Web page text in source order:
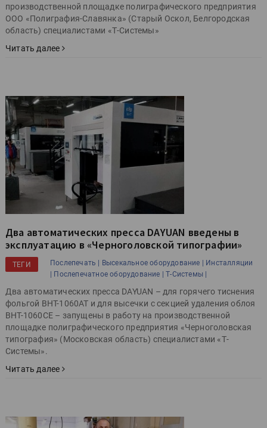
производственной площадке полиграфического предприятия
ООО «Полиграфия-Славянка» (Старый Оскол, Белгородская
область) специалистами «Т-Системы»
Читать далее
Два автоматических пресса DAYUAN введены в
эксплуатацию в «Черноголовской типографии»
ТЕГИ Послепечать | Высекальное оборудование | Инсталляции
| Послепечатное оборудование | Т-Системы |
Два автоматических пресса DAYUAN – для горячего тиснения
фольгой BHT-1060AT и для высечки с секцией удаления облоя
BHT-1060CE – запущены в работу на производственной
площадке полиграфического предприятия «Черноголовская
типография» (Московская область) специалистами «Т-
Системы».
Читать далее